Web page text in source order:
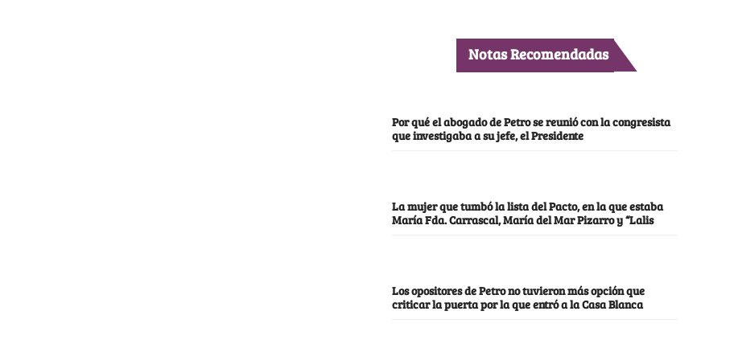
Notas Recomendadas
Por qué el abogado de Petro se reunió con la congresista
que investigaba a su jefe, el Presidente
La mujer que tumbó la lista del Pacto, en la que estaba
María Fda. Carrascal, María del Mar Pizarro y “Lalis
Los opositores de Petro no tuvieron más opción que
criticar la puerta por la que entró a la Casa Blanca